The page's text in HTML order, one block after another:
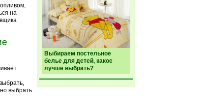
Выбираем постельное
белье для детей, какое
лучше выбрать?
на
выбрать